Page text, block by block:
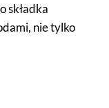
składka
nie tylko